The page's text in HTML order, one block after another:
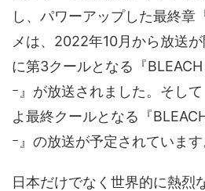
し、パワーアップした最終章
メは、2022年10月から放送
に第3クールとなる『
ｰ』が放送されました。そし
よ最終クールとなる『
ｰ』の放送が予定されています
日本だけでなく世界的に熱烈